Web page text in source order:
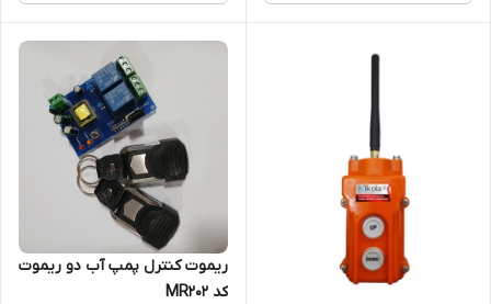
ریموت کنترل پمپ آب دو ریموت
کد MR202